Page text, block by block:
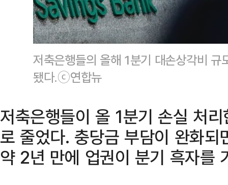
저축은행들의 올해 1분기 대손상각비
됐다.ⓒ연합뉴
저축은행들이 올 1분기 손실 처
로 줄었다. 충당금 부담이 완화
약 2년 만에 업권이 분기 흑자를